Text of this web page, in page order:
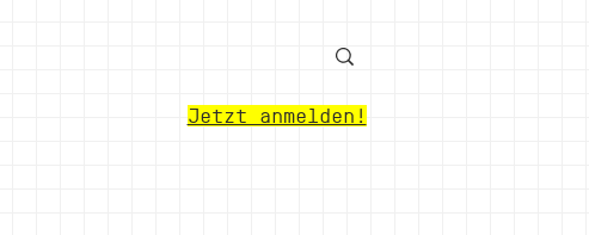
Jetzt anmelden!